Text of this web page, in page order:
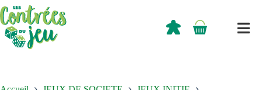
Passer
au
contenu
Panier
0,00